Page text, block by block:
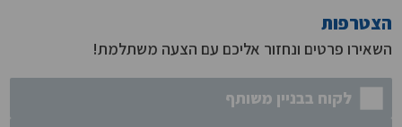
הצטרפות
השאירו פרטים ונחזור אליכם עם הצעה משתלמת!
לקוח בבניין משותף